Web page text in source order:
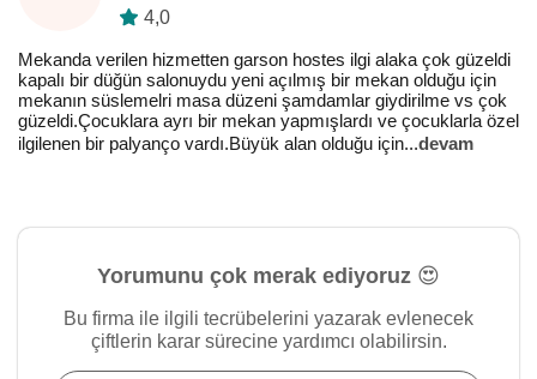
4,0
Mekanda verilen hizmetten garson hostes ilgi alaka çok güzeldi
kapalı bir düğün salonuydu yeni açılmış bir mekan olduğu için
mekanın süslemelri masa düzeni şamdamlar giydirilme vs çok
güzeldi.Çocuklara ayrı bir mekan yapmışlardı ve çocuklarla özel
ilgilenen bir palyanço vardı.Büyük alan olduğu için...devam
Yorumunu çok merak ediyoruz 😍
Bu firma ile ilgili tecrübelerini yazarak evlenecek
çiftlerin karar sürecine yardımcı olabilirsin.